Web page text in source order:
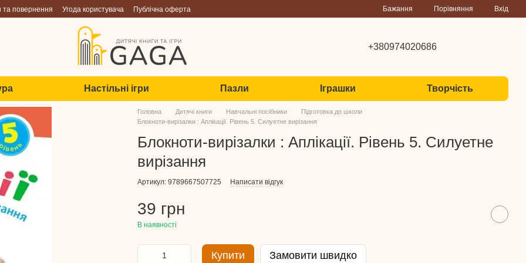
та повернення Угода користувача Публічна оферта Бажання Порівняння Вхід
+380974020686
Настільні ігри Пазли Іграшки Творчість
Головна Дитячі книги Навчальні посібники
Підготовка до школи
Блокноти-вирізалки : Аплікації. Рівень 5. Силуетне вирізання
Блокноти-вирізалки : Аплікації. Рівень 5. Силуетне
вирізання
Артикул: 9789667507725 Написати відгук
39 грн
В наявності
Купити Замовити швидко